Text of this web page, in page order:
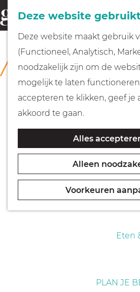
Deze website
Deze website maakt gebruik
(Functioneel, Analytisch,
noodzakelijk zijn om de
mogelijk te laten
accepteren te klikken, geef je
akkoord te gaan.
Alles
Alleen
Voorkeuren
G
a
Naar
Eten
PLAN JE
o
e
k
e
n
COLLECTIE
Huizer Museum